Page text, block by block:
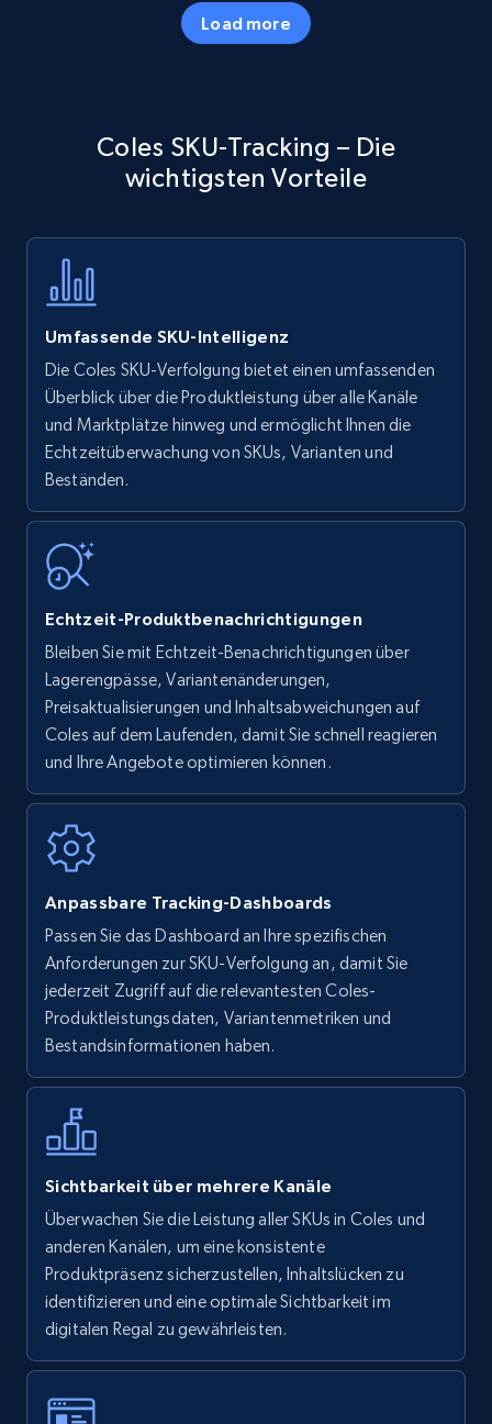
5.7K+ Jetzt anfangen
specific keywords
Title, Seller name, Brand, Description, Initial
Amazon products - find products by using
upc numbers
Title, Seller name, Brand, Description, Initial
price, Currency, Availability, Reviews count, and
35.2K+
Amazon Reviews
URL, Product name, Product rating, Product
rating object, Product rating max, Rating,
Author name, Asin, and more.
URL, Final price, Sku, Currency, Gtin,
Specifications, Image urls, Top reviews, and
more.
using specific category URL
URL, Final price, Sku, Currency, Gtin,
Specifications, Image urls, Top reviews, and
more.
5.6K+ 874+ Jetzt anfangen
Load more
Coles SKU-Tracking – Die
wichtigsten Vorteile
Umfassende SKU-Intelligenz
Die Coles SKU-Verfolgung bietet einen umfassenden
Überblick über die Produktleistung über alle Kanäle
und Marktplätze hinweg und ermöglicht Ihnen die
Echtzeitüberwachung von SKUs, Varianten und
Beständen.
Echtzeit-Produktbenachrichtigungen
Bleiben Sie mit Echtzeit-Benachrichtigungen über
Lagerengpässe, Variantenänderungen,
Preisaktualisierungen und Inhaltsabweichungen auf
Coles auf dem Laufenden, damit Sie schnell reagieren
und Ihre Angebote optimieren können.
Anpassbare Tracking-Dashboards
Passen Sie das Dashboard an Ihre spezifischen
Anforderungen zur SKU-Verfolgung an, damit Sie
jederzeit Zugriff auf die relevantesten Coles-
Produktleistungsdaten, Variantenmetriken und
Bestandsinformationen haben.
Sichtbarkeit über mehrere Kanäle
Überwachen Sie die Leistung aller SKUs in Coles und
anderen Kanälen, um eine konsistente
Produktpräsenz sicherzustellen, Inhaltslücken zu
identifizieren und eine optimale Sichtbarkeit im
digitalen Regal zu gewährleisten.